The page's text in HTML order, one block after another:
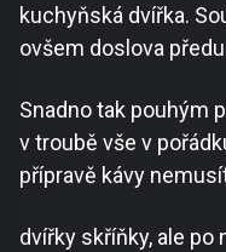
kuchyňská dvířka.
ovšem doslova
Snadno tak pouhým
v troubě vše v
přípravě kávy
dvířky skříňky, ale po